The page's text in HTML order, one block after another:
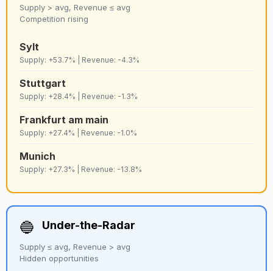
Supply > avg, Revenue ≤ avg
Competition rising
Sylt
Supply: +53.7% | Revenue: -4.3%
Stuttgart
Supply: +28.4% | Revenue: -1.3%
Frankfurt am main
Supply: +27.4% | Revenue: -1.0%
Munich
Supply: +27.3% | Revenue: -13.8%
🔵 Under-the-Radar
Supply ≤ avg, Revenue > avg
Hidden opportunities